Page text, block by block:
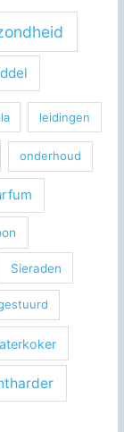
leidingen
onderhoud
Sieraden